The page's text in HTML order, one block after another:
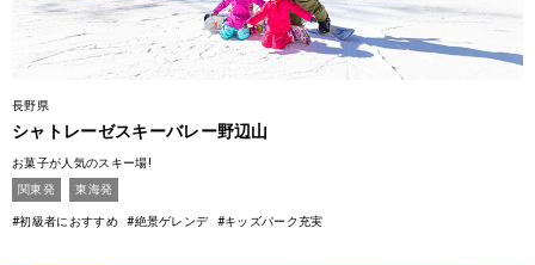
長野県
シャトレーゼスキーバレー野辺山
お菓子が人気のスキー場!
関東発
東海発
#初級者におすすめ #絶景ゲレンデ #キッズパーク充実